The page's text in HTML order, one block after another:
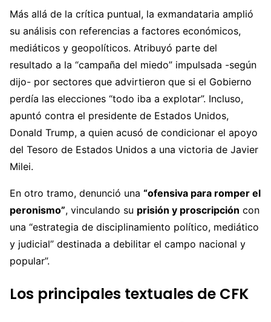
Más allá de la crítica puntual, la exmandataria amplió
su análisis con referencias a factores económicos,
mediáticos y geopolíticos. Atribuyó parte del
resultado a la “campaña del miedo” impulsada -según
dijo- por sectores que advirtieron que si el Gobierno
perdía las elecciones “todo iba a explotar”. Incluso,
apuntó contra el presidente de Estados Unidos,
Donald Trump, a quien acusó de condicionar el apoyo
del Tesoro de Estados Unidos a una victoria de Javier
Milei.
En otro tramo, denunció una “ofensiva para romper el
peronismo”, vinculando su prisión y proscripción con
una “estrategia de disciplinamiento político, mediático
y judicial” destinada a debilitar el campo nacional y
popular”.
Los principales textuales de CFK